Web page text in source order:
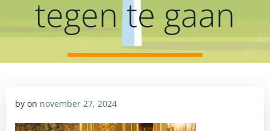
tegen te gaan
by on november 27, 2024